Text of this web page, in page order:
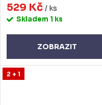
529 Kč / ks
Skladem 1 ks
ZOBRAZIT
2 + 1